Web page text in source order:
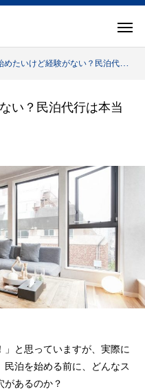
けど経験がない？民泊代行は本当に信頼できるのか？
い？民泊代行は本当
と思っていますが、実際に
泊を始める前に、どんなス
があるのか？